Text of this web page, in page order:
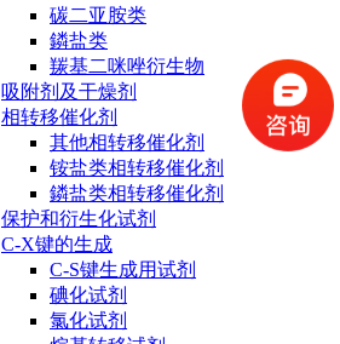
碳二亚胺类
鏻盐类
羰基二咪唑衍生物
吸附剂及干燥剂
相转移催化剂
其他相转移催化剂
铵盐类相转移催化剂
鏻盐类相转移催化剂
保护和衍生化试剂
C-X键的生成
C-S键生成用试剂
碘化试剂
氯化试剂